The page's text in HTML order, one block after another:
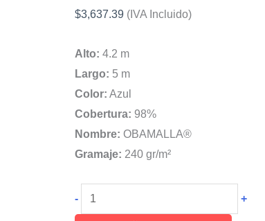
$3,637.39 (IVA Incluido)
Alto: 4.2 m
Largo: 5 m
Color: Azul
Cobertura: 98%
Nombre: OBAMALLA®
Gramaje: 240 gr/m²
-
OBAMALLA®
Malla
+